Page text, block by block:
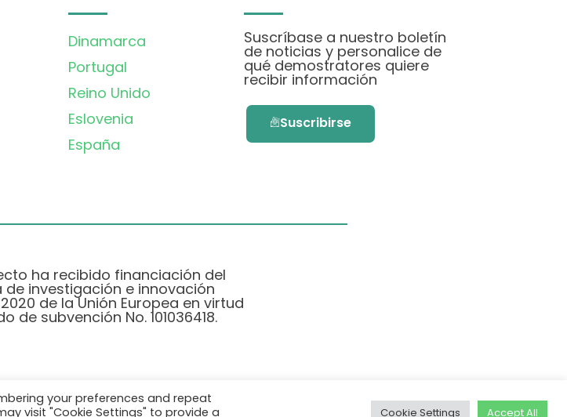
Dinamarca
Portugal
Reino Unido
Eslovenia
España
Suscríbase a nuestro boletín
de noticias y personalice de
qué demostratores quiere
recibir información
Suscribirse
ha recibido financiación del
investigación e innovación
de la Unión Europea en virtud
de subvención No. 101036418.
|Cookie Policy
your preferences and repeat
visit "Cookie Settings" to provide a
Cookie Settings Accept All